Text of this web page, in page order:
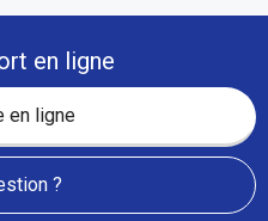
en ligne
en ligne
?